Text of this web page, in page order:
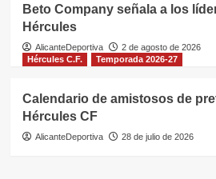
Beto Company señala a los
Hércules
AlicanteDeportiva
2 de agosto de 2026
Hércules C.F.
Temporada 2026-27
Calendario de amistosos de
Hércules CF
AlicanteDeportiva 28 de julio de 2026